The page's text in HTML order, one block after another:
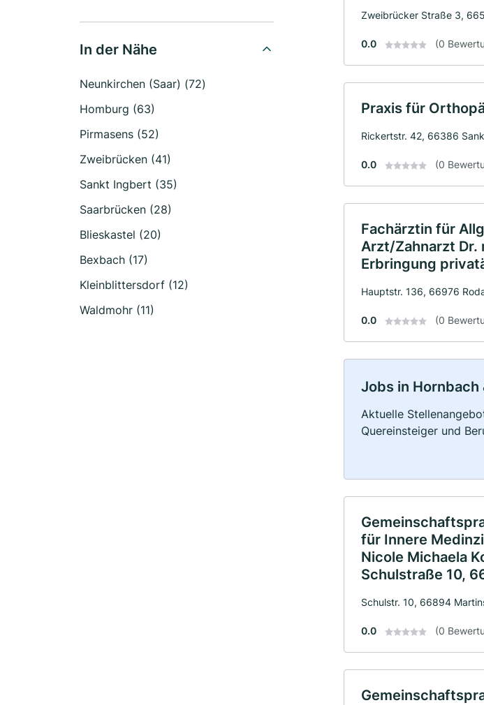
In der Nähe
Neunkirchen (Saar) (72)
Homburg (63)
Pirmasens (52)
Zweibrücken (41)
Sankt Ingbert (35)
Saarbrücken (28)
Blieskastel (20)
Bexbach (17)
Kleinblittersdorf (12)
Waldmohr (11)
Zweibrücker Straße 3,
0.0 (0
Praxis für
Rickertstr. 42, 66386
0.0 (0
Fachärztin für
Arzt/Zahnarzt Dr.
Erbringung
Hauptstr. 136, 66976
0.0 (0
Jobs in Hornbach
Aktuelle
Quereinsteiger und
für Innere
Nicole Michaela
Schulstraße 10,
Schulstr. 10, 66894
0.0 (0